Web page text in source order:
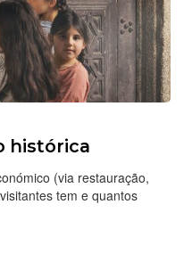
histórica
(via restauração,
tem e quantos